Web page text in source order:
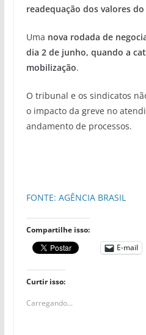
readequação dos valores
Uma nova rodada de
dia 2 de junho, quando a
mobilização.
O tribunal e os sindicatos
o impacto da greve no
andamento de processos.
FONTE: AGÊNCIA BRASIL
Compartilhe isso:
E-mail
Curtir isso:
Carregando...